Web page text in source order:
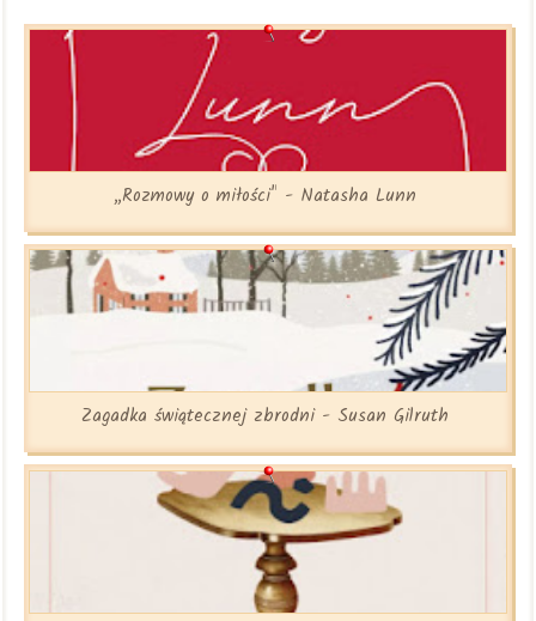
„Rozmowy o miłości" - Natasha Lunn
Zagadka świątecznej zbrodni - Susan Gilruth